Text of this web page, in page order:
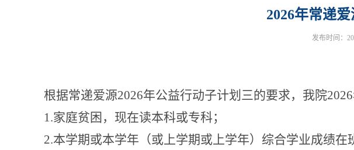
2026年常递
发布时间：
根据常递爱源2026年公益行动子计划三的要求，我院2026
1.家庭贫困，现在读本科或专科；
2.本学期或本学年（或上学期或上学年）综合学业成绩在